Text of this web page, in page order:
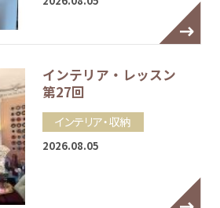
インテリア・レッスン
第27回
インテリア・収納
2026.08.05